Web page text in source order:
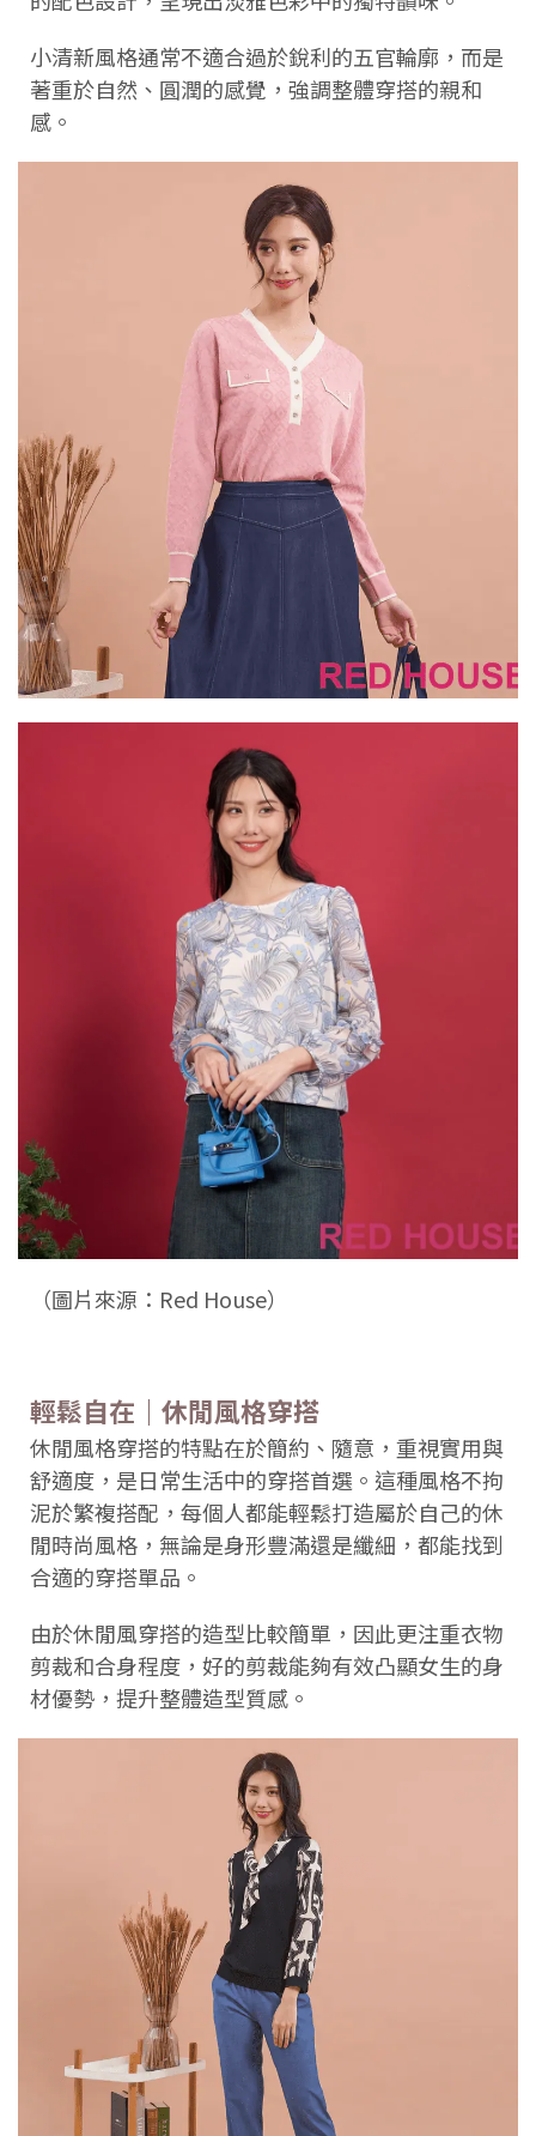
小清新風格通常不適合過於銳利的五官輪廓，而是
著重於自然、圓潤的感覺，強調整體穿搭的親和
感。
（圖片來源：Red House）
輕鬆自在｜休閒風格穿搭
休閒風格穿搭的特點在於簡約、隨意，重視實用與
舒適度，是日常生活中的穿搭首選。這種風格不拘
泥於繁複搭配，每個人都能輕鬆打造屬於自己的休
閒時尚風格，無論是身形豐滿還是纖細，都能找到
合適的穿搭單品。
由於休閒風穿搭的造型比較簡單，因此更注重衣物
剪裁和合身程度，好的剪裁能夠有效凸顯女生的身
材優勢，提升整體造型質感。